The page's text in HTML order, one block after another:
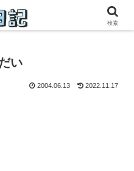
リーランス×パートの毎日
い
2004.06.13 2022.11.17
検索